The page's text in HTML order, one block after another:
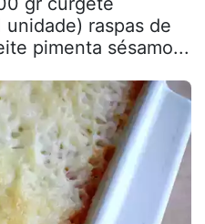
unidade) raspas de
pimenta sésamo...